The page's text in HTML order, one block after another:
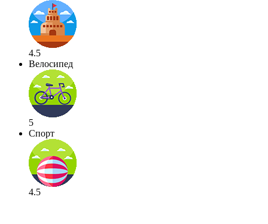
4.5
Велосипед
5
Спорт
4.5